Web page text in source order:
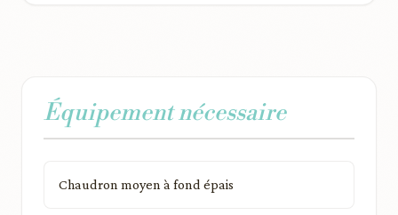
Équipement nécessaire
Chaudron moyen à fond épais